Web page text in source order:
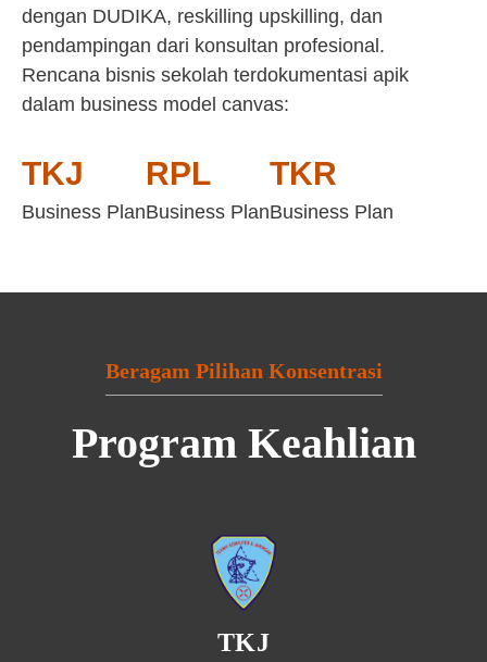
dengan DUDIKA, reskilling upskilling, dan
pendampingan dari konsultan profesional.
Rencana bisnis sekolah terdokumentasi apik
dalam business model canvas:
TKJ
Business Plan
RPL
Business Plan
TKR
Business Plan
Beragam Pilihan Konsentrasi
Program Keahlian
TKJ